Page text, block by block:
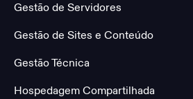
Gestão de Servidores
Gestão de Sites e Conteúdo
Gestão Técnica
Hospedagem Compartilhada